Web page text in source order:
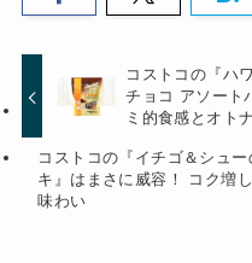
コストコの『ハ
チョコ アソート
ミ的食感とオト
コストコの『イチゴ＆シュ
キ』はまさに威容！ コク増
味わい